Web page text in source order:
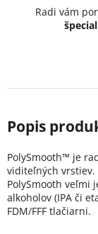
Radi vám
PolySmooth™ je
viditeľných
PolySmooth veľmi
alkoholov (IPA či
FDM/FFF tlačiarni.